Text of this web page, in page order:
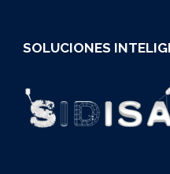
SOLUCIONES